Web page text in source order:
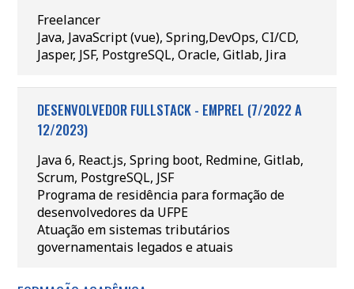
Freelancer
Java, JavaScript (vue), Spring,DevOps, CI/CD,
Jasper, JSF, PostgreSQL, Oracle, Gitlab, Jira
DESENVOLVEDOR FULLSTACK - EMPREL (7/2022 A
12/2023)
Java 6, React.js, Spring boot, Redmine, Gitlab,
Scrum, PostgreSQL, JSF
Programa de residência para formação de
desenvolvedores da UFPE
Atuação em sistemas tributários
governamentais legados e atuais